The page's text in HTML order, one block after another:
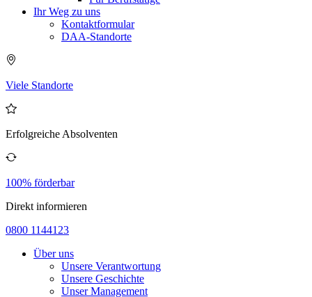
Ihr Weg zu uns
Kontaktformular
DAA-Standorte
Viele Standorte
Erfolgreiche Absolventen
100% förderbar
Direkt informieren
0800 1144123
Über uns
Unsere Verantwortung
Unsere Geschichte
Unser Management